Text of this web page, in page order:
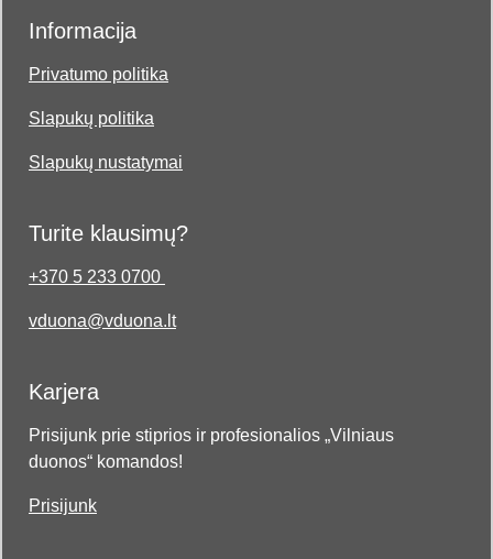
Informacija
Privatumo politika
Slapukų politika
Slapukų nustatymai
Turite klausimų?
+370 5 233 0700
vduona@vduona.lt
Karjera
Prisijunk prie stiprios ir profesionalios „Vilniaus
duonos“ komandos!
Prisijunk